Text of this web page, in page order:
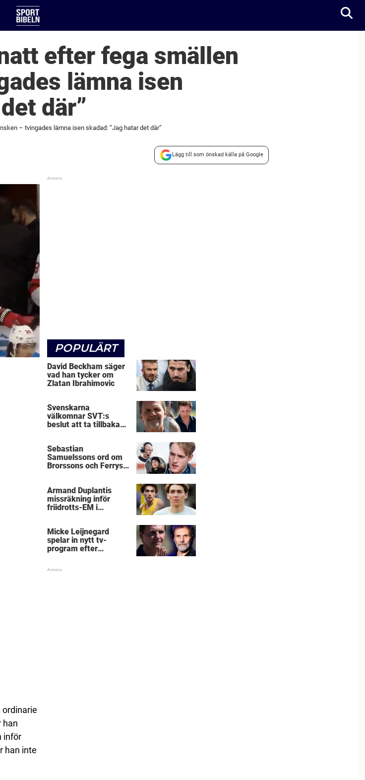
efter fega smällen
lämna isen
där”
– tvingades lämna isen skadad: ”Jag hatar det där”
Lägg till som önskad källa på Google
han
inför
han inte
POPULÄRT
David Beckham säger
vad han tycker om
Zlatan Ibrahimovic
Svenskarna
välkomnar SVT:s
beslut att ta tillbaka
Sebastian
Samuelssons ord om
Brorssons och Ferrys
Armand Duplantis
missräkning inför
friidrotts-EM i
Micke Leijnegard
spelar in nytt tv-
program efter